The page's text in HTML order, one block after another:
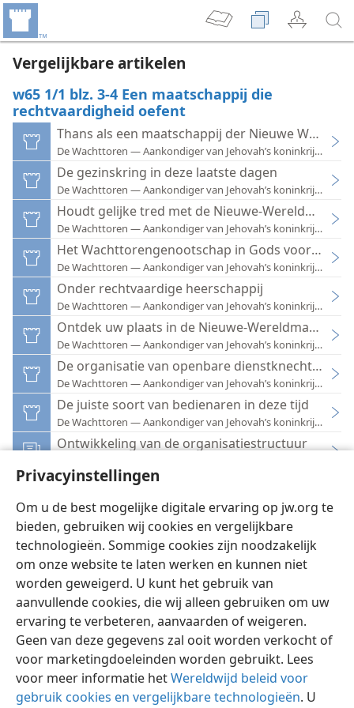
Privacyinstellingen
Om u de best mogelijke digitale ervaring op jw.org te
bieden, gebruiken wij cookies en vergelijkbare
technologieën. Sommige cookies zijn noodzakelijk
om onze website te laten werken en kunnen niet
worden geweigerd. U kunt het gebruik van
aanvullende cookies, die wij alleen gebruiken om uw
ervaring te verbeteren, aanvaarden of weigeren.
Geen van deze gegevens zal ooit worden verkocht of
voor marketingdoeleinden worden gebruikt. Lees
voor meer informatie hetWereldwijd beleid voor
gebruik cookies en vergelijkbare technologieën. U
Vergelijkbare artikelen
w65 1/1 blz. 3-4 Een maatschappij die
rechtvaardigheid oefent
Thans als een maatschappij der Nieuwe Wereld
De Wachttoren — Aankondiger van Jehovah’s koninkrijk 1953
De gezinskring in deze laatste dagen
De Wachttoren — Aankondiger van Jehovah’s koninkrijk 1962
Houdt gelijke tred met de Nieuwe-
De Wachttoren — Aankondiger van Jehovah’s koninkrijk 1956
Het Wachttorengenootschap in Gods voornemen
De Wachttoren — Aankondiger van Jehovah’s koninkrijk 1959
Onder rechtvaardige heerschappij
De Wachttoren — Aankondiger van Jehovah’s koninkrijk 1965
Ontdek uw plaats in de Nieuwe-
De Wachttoren — Aankondiger van Jehovah’s koninkrijk 1958
De organisatie van openbare dienstknechten
De Wachttoren — Aankondiger van Jehovah’s koninkrijk 1965
De juiste soort van bedienaren in deze tijd
De Wachttoren — Aankondiger van Jehovah’s koninkrijk 1954
Ontwikkeling van de organisatiestructuur
Het „goede nieuws” bewerkstelligt de afscheiding
De Wachttoren — Aankondiger van Jehovah’s koninkrijk 1963
Nederlands Instellingen
Copyright © 2026 Watch Tower Bible and Tract Society of Pennsylvania
Gebruiksvoorwaarden Privacybeleid
Privacyinstellingen
Inloggen